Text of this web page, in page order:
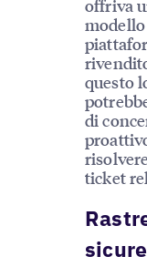
offriva
questo
di
ticket